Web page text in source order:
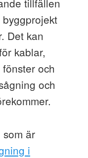
tillfällen
Det kan
kablar,
och
och
är
i